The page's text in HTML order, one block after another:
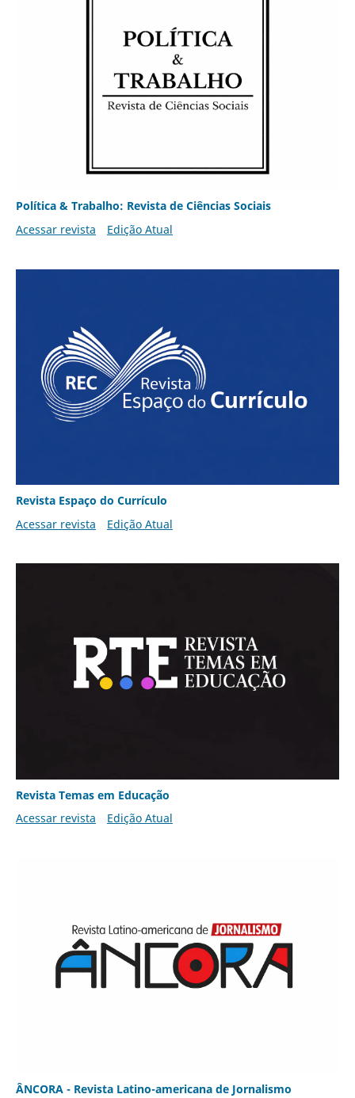
Política & Trabalho: Revista de Ciências Sociais
Acessar revista
Edição Atual
Revista Espaço do Currículo
Acessar revista
Edição Atual
Revista Temas em Educação
Acessar revista
Edição Atual
ÂNCORA - Revista Latino-americana de Jornalismo